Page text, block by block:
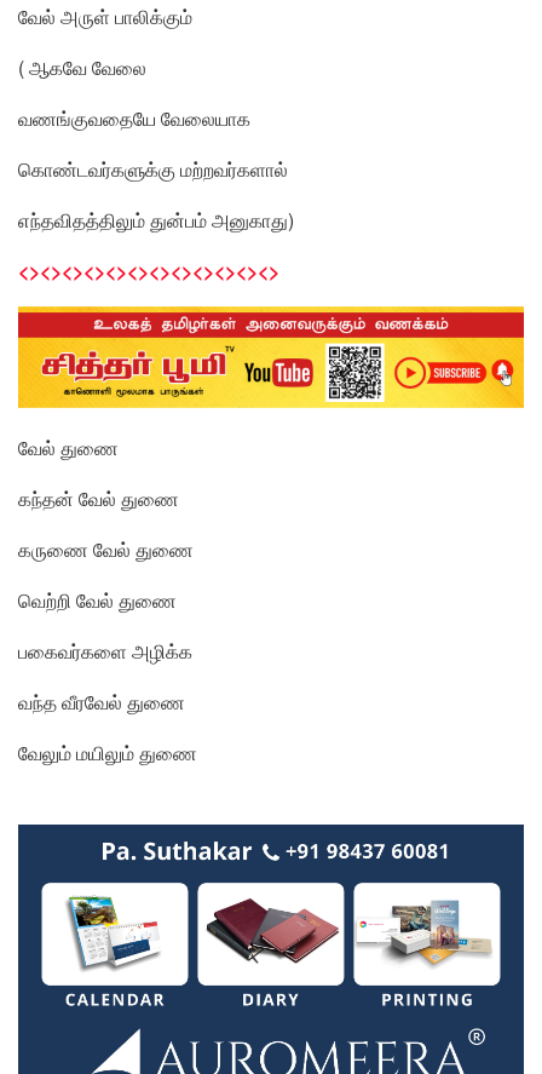
வேல் அருள் பாலிக்கும்
( ஆகவே வேலை
வணங்குவதையே வேலையாக
கொண்டவர்களுக்கு மற்றவர்களால்
எந்தவிதத்திலும் துன்பம் அனுகாது)
<><><><><><><><><><><><>
வேல் துணை
கந்தன் வேல் துணை
கருணை வேல் துணை
வெற்றி வேல் துணை
பகைவர்களை அழிக்க
வந்த வீரவேல் துணை
வேலும் மயிலும் துணை